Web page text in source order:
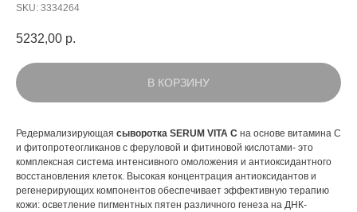
SKU: 3334264
5232,00 р.
В КОРЗИНУ
Редермализирующая сыворотка SERUM VITA C на основе витамина С
и фитопротеогликанов с феруловой и фитиновой кислотами- это
комплексная система интенсивного омоложения и антиоксидантного
восстановления клеток. Высокая концентрация антиоксидантов и
регенерирующих компонентов обеспечивает эффективную терапию
кожи: осветление пигментных пятен различного генеза на ДНК-